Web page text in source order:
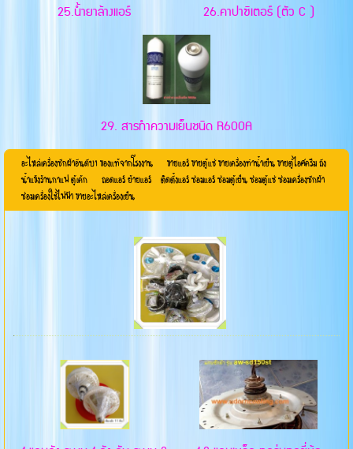
25.น้ำยาล้างแอร์ 26.คาปาซิเตอร์ (ตัว C )
29. สารทำความเย็นชนิด R600A
อะไหล่เครื่องซักผ้าอันดับ1 ของแท้จากโรงงาน ขายแอร์ ขายตู้แช่ ขายเครื่องทำน้ำเย็น ขายตู้ไอศครีม ถัง
น้ำแข้งร้านกาแฟ ตู้เค้ก ถอดแอร์ ย้ายแอร์ ติดตั้งแอร์ ซ่อมแอร์ ซ่อมตู้เย็น ซ่อมตู้แช่ ซ่อมเครื่องซักผ้า
ซ่อมเครื่องใช้ไฟฟ้า ขายอะไหล่เครื่องเย็น